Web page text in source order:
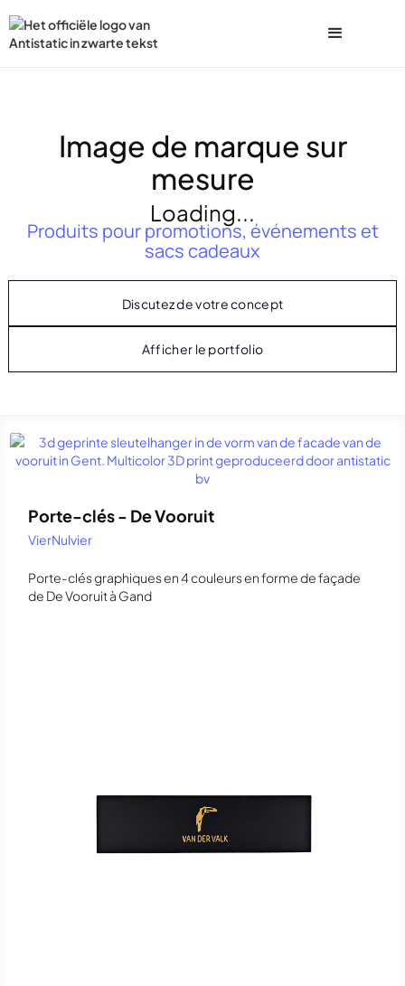
Image de marque sur
mesure
Loading...
Produits pour promotions, événements et
sacs cadeaux
Discutez de votre concept
Afficher le portfolio
Porte-clés - De Vooruit
VierNulvier
Porte-clés graphiques en 4 couleurs en forme de façade
de De Vooruit à Gand